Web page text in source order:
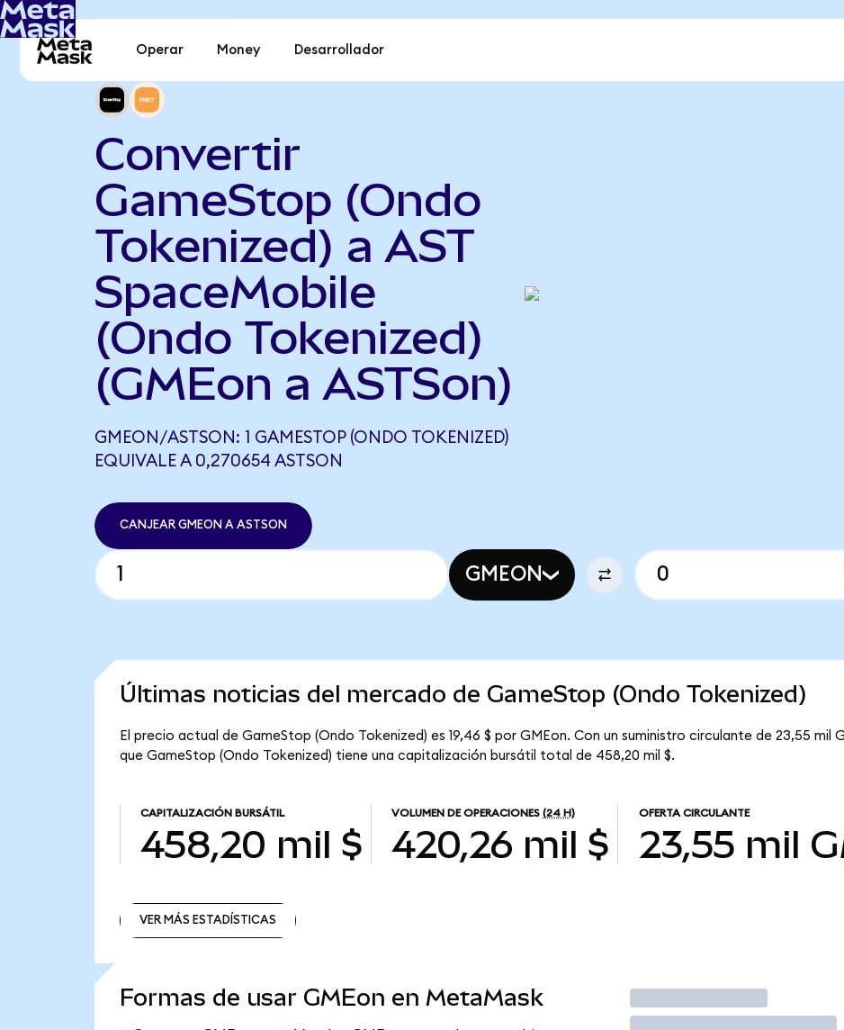
Operar Money Desarrollador
Convertir
GameStop (Ondo
Tokenized) a AST
SpaceMobile
(Ondo Tokenized)
(GMEon a ASTSon)
GMEON/ASTSON: 1 GAMESTOP (ONDO TOKENIZED)
EQUIVALE A 0,270654 ASTSON
CANJEAR GMEON A ASTSON
GMEON
Últimas noticias del mercado de GameStop (Ondo Tokenized)
El precio actual de GameStop (Ondo Tokenized) es 19,46 $ por GMEon. Con un suministro circulante de 23,55 mil
que GameStop (Ondo Tokenized) tiene una capitalización bursátil total de 458,20 mil $.
CAPITALIZACIÓN BURSÁTIL
458,20 mil $
VOLUMEN DE OPERACIONES (24 H)
420,26 mil $
OFERTA CIRCULANTE
23,55 mil
VER MÁS ESTADÍSTICAS
Formas de usar GMEon en MetaMask Operar